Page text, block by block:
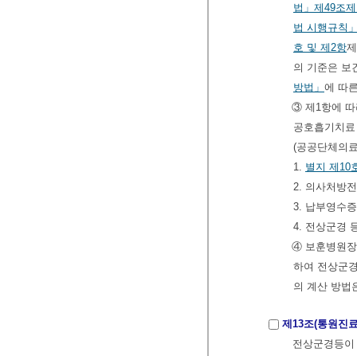
법」 제49조
법 시행규칙
호 및 제2항
의 기준은 보
방법」 에 따
③ 제1항에 따
공호흡기치
(공공단체의
1. 별지 제10
2. 의사처방
3. 납부영수
4. 전상군경
④ 보훈병원장
하여 전상군
의 계산 방법
제13조(통원진
전상군경등